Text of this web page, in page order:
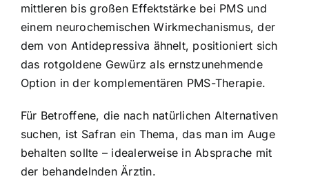
mittleren bis großen Effektstärke bei PMS und
einem neurochemischen Wirkmechanismus, der
dem von Antidepressiva ähnelt, positioniert sich
das rotgoldene Gewürz als ernstzunehmende
Option in der komplementären PMS-Therapie.
Für Betroffene, die nach natürlichen Alternativen
suchen, ist Safran ein Thema, das man im Auge
behalten sollte – idealerweise in Absprache mit
der behandelnden Ärztin.